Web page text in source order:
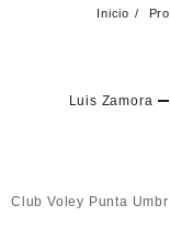
Inicio
Luis Zamora
Club Voley Punta